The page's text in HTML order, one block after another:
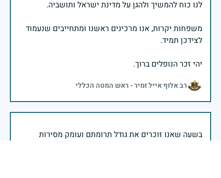
משפחות יקרות, אנו מרכינים ראשנו ומתחייבים שנעמוד
יהי זכר הנופלים ברוך.
רב אלוף אייל זמיר - ראש המטה הכללי
בשעה שאנו זוכרים את גודל תרומתם ועומק מסירות